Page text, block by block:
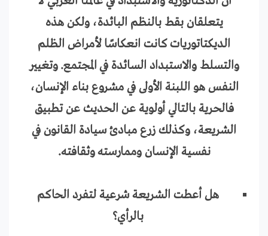
يتعلقان بقط بالنظم البائدة، ولكن هذه
الديكتاتوريات كانت انعكاسًا لأمراض الظلم
والتسلط والاستبداد السائدة في المجتمع. وتغيير
النفس هو اللبنة الأولى في مشروع بناء الإنسان،
فالحرية بالتالي أولوية عن الحديث عن تطبيق
الشريعة، وكذلك زرع مبادئ سيادة القانون في
نفسية الإنسان وممارسته وثقافته.
هل أعطت الشريعة شرعية لتفرد الحاكم
بالرأي؟